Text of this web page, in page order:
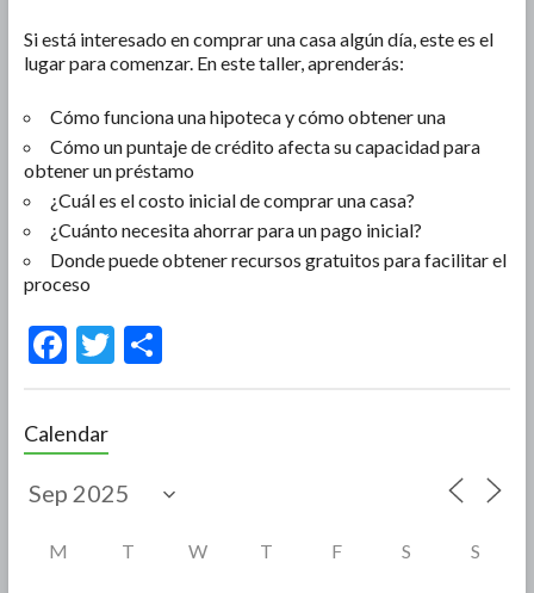
Si está interesado en comprar una casa algún día, este es el
lugar para comenzar. En este taller, aprenderás:
Cómo funciona una hipoteca y cómo obtener una
Cómo un puntaje de crédito afecta su capacidad para
obtener un préstamo
¿Cuál es el costo inicial de comprar una casa?
¿Cuánto necesita ahorrar para un pago inicial?
Donde puede obtener recursos gratuitos para facilitar el
proceso
F
e
b
o
T S
Calendar
M T W T F S S